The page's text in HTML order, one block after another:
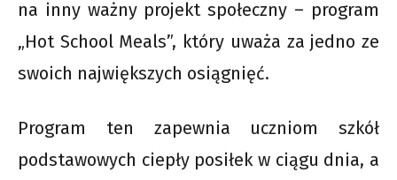
na inny ważny projekt społeczny – program
„Hot School Meals”, który uważa za jedno ze
swoich największych osiągnięć.
Program ten zapewnia uczniom szkół
podstawowych ciepły posiłek w ciągu dnia, a